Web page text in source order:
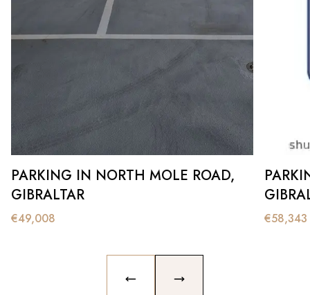
PARKING IN NORTH MOLE ROAD,
GIBRALTAR
€49,008 €58,343
PREVIOUS SLIDENEXT SLIDE